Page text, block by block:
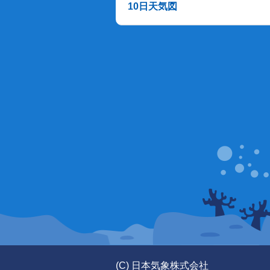
10日天気図
(C) 日本気象株式会社